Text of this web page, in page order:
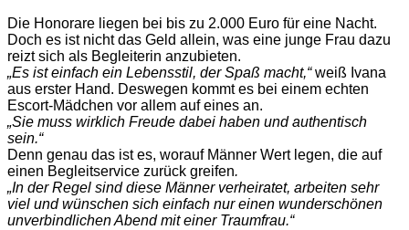
Die Honorare liegen bei bis zu 2.000 Euro für eine Nacht.
Doch es ist nicht das Geld allein, was eine junge Frau dazu
reizt sich als Begleiterin anzubieten.
„Es ist einfach ein Lebensstil, der Spaß macht,“weiß Ivana
aus erster Hand. Deswegen kommt es bei einem echten
Escort-Mädchen vor allem auf eines an.
„Sie muss wirklich Freude dabei haben und authentisch
sein.“
Denn genau das ist es, worauf Männer Wert legen, die auf
einen Begleitservice zurück greifen.
„In der Regel sind diese Männer verheiratet, arbeiten sehr
viel und wünschen sich einfach nur einen wunderschönen
unverbindlichen Abend mit einer Traumfrau.“